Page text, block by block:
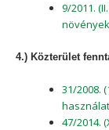
9/2011.
4.) Közterület
31/2008.
47/2014.